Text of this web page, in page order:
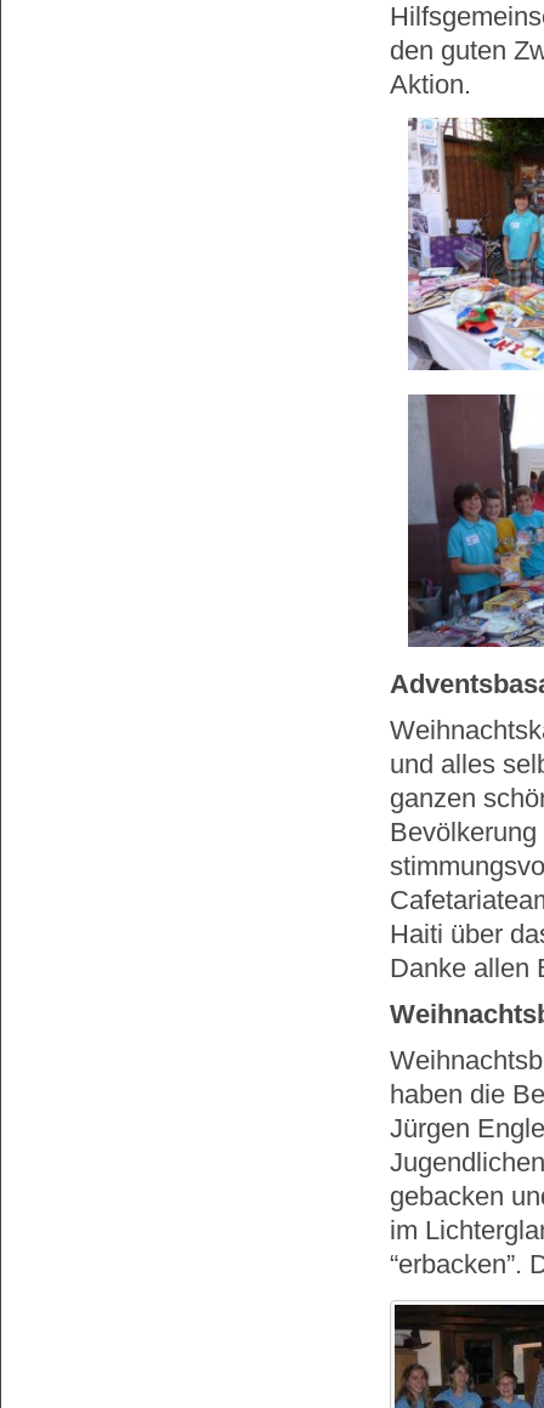
den guten
Aktion.
und alles
ganzen
Haiti über
Danke allen
haben die
Jürgen
gebacken
im
“erbacken”.